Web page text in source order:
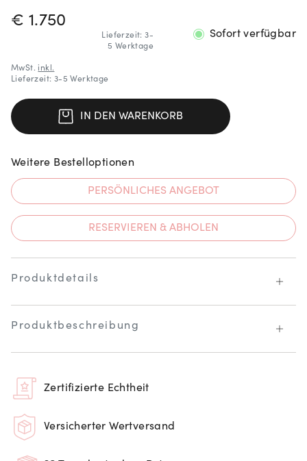
Sofort verfügbar
PREISINFORMATIONEN
€ 1.750
Lieferzeit: 3-
5 Werktage
MwSt. inkl.
Lieferzeit: 3-5 Werktage
IN DEN WARENKORB
Weitere Bestelloptionen
PERSÖNLICHES ANGEBOT
RESERVIEREN & ABHOLEN
Produktdetails
Produktbeschreibung
Zertifizierte Echtheit
Versicherter Wertversand